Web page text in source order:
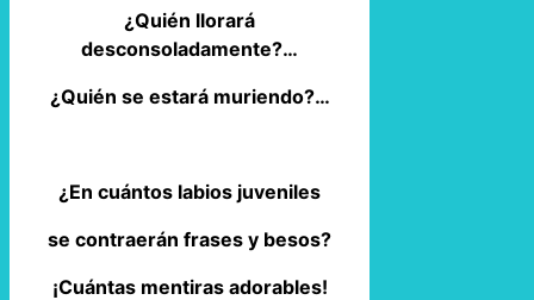
¿Quién llorará
desconsoladamente?…
¿Quién se estará muriendo?…
¿En cuántos labios juveniles
se contraerán frases y besos?
¡Cuántas mentiras adorables!